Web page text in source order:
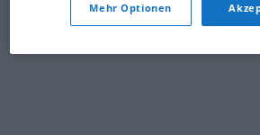
Mehr Optionen